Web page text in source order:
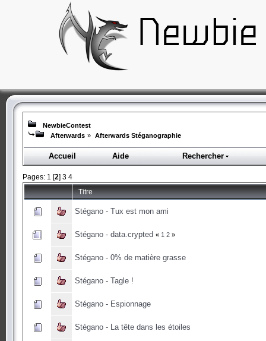
NewbieContest
Afterwards » Afterwards Stéganographie
Accueil Aide Rechercher
Pages: 1 [2] 3 4
Titre
Stégano - Tux est mon ami
Stégano - data.crypted « 1 2 »
Stégano - 0% de matière grasse
Stégano - Tagle !
Stégano - Espionnage
Stégano - La tête dans les étoiles